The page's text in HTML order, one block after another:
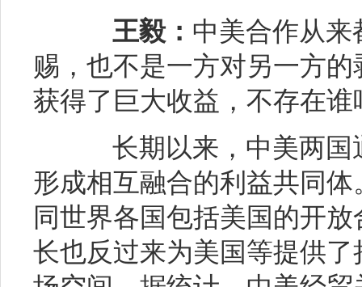
王毅： 中美合作从来
赐，也不是一方对另一方
获得了巨大收益，不存在
长期以来，中美两国
形成相互融合的利益共同
同世界各国包括美国的开
长也反过来为美国等提供